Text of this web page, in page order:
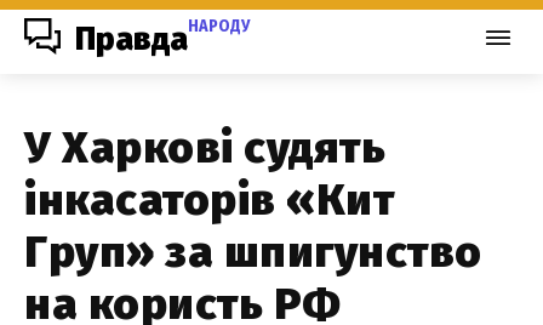
ПравдаНАРОДУ
У Харкові судять
інкасаторів «Кит
Груп» за шпигунство
на користь РФ